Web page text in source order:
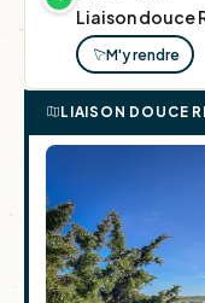
Liaison douce
M'y rendre
LIAISON DOUCE